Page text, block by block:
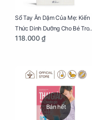
Sổ Tay Ăn Dặm Của Mẹ: Kiến
Thức Dinh Dưỡng Cho Bé
Tuổi Ăn Dặm
118.000 ₫
Bán hết